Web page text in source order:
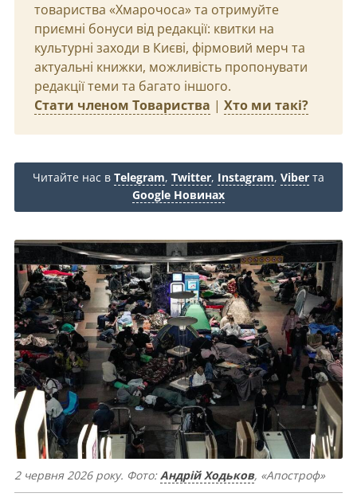
товариства «Хмарочоса» та отримуйте
приємні бонуси від редакції: квитки на
культурні заходи в Києві, фірмовий мерч та
актуальні книжки, можливість пропонувати
редакції теми та багато іншого.
Стати членом Товариства | Хто ми такі?
Читайте нас в Telegram, Twitter, Instagram, Viber та
Google Новинах
2 червня 2026 року. Фото:Андрій Ходьков, «Апостроф»